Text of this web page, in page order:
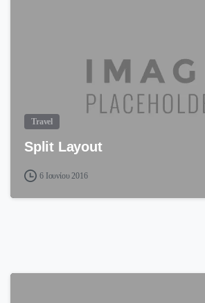
Travel
Split Layout
6 Ιουνίου 2016